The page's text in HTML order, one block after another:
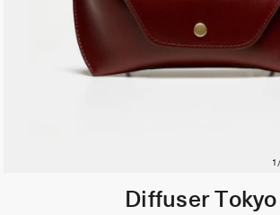
Diffuser Tokyo